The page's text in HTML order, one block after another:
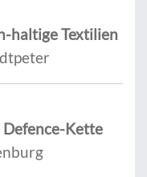
haltige Textilien
Kette